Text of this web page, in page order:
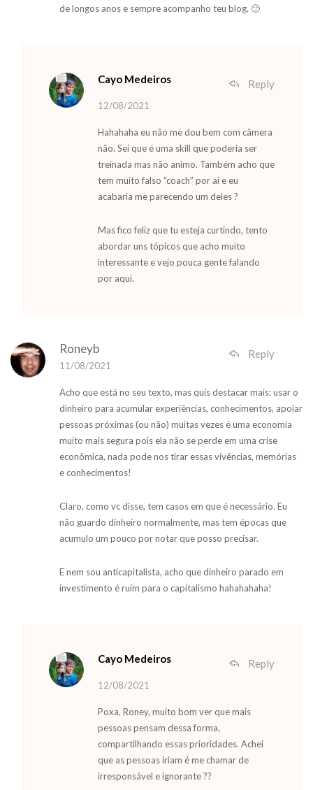
de longos anos e sempre acompanho teu blog. 🙂
Reply
Cayo Medeiros
12/08/2021
Hahahaha eu não me dou bem com câmera
não. Sei que é uma skill que poderia ser
treinada mas não animo. Também acho que
tem muito falso “coach” por aí e eu
acabaria me parecendo um deles ?
Mas fico feliz que tu esteja curtindo, tento
abordar uns tópicos que acho muito
interessante e vejo pouca gente falando
por aqui.
Reply
Roneyb
11/08/2021
Acho que está no seu texto, mas quis destacar mais: usar o
dinheiro para acumular experiências, conhecimentos, apoiar
pessoas próximas (ou não) muitas vezes é uma economia
muito mais segura pois ela não se perde em uma crise
econômica, nada pode nos tirar essas vivências, memórias
e conhecimentos!
Claro, como vc disse, tem casos em que é necessário. Eu
não guardo dinheiro normalmente, mas tem épocas que
acumulo um pouco por notar que posso precisar.
E nem sou anticapitalista, acho que dinheiro parado em
investimento é ruim para o capitalismo hahahahaha!
Reply
Cayo Medeiros
12/08/2021
Poxa, Roney, muito bom ver que mais
pessoas pensam dessa forma,
compartilhando essas prioridades. Achei
que as pessoas iriam é me chamar de
irresponsável e ignorante ??